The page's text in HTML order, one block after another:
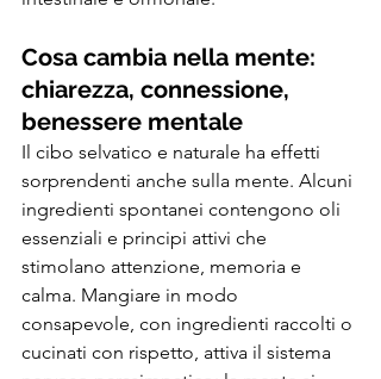
Cosa cambia nella mente:
chiarezza, connessione,
benessere mentale
Il cibo selvatico e naturale ha effetti
sorprendenti anche sulla mente. Alcuni
ingredienti spontanei contengono oli
essenziali e principi attivi che
stimolano attenzione, memoria e
calma. Mangiare in modo
consapevole, con ingredienti raccolti o
cucinati con rispetto, attiva il sistema